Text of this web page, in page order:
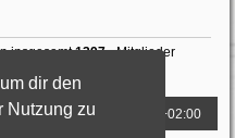
dir den
Nutzung zu
insgesamt1397• Mitglieder
Alle Zeiten sind UTC+02:00